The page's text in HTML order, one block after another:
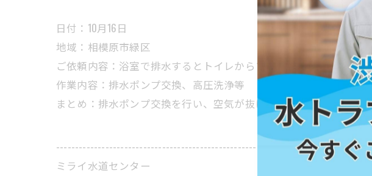
日付：10月16日
地域：相模原市緑区
ご依頼内容：浴室で排水するとトイレからブクブクと空気が抜ける
作業内容：排水ポンプ交換、高圧洗浄等
まとめ：排水ポンプ交換を行い、空気が抜ける現象を解決しました
----------------------------------------------------------------------
ミライ水道センター